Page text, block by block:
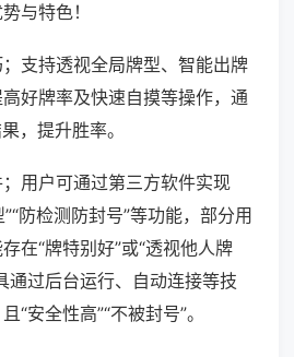
与特色！
支持透视全局牌型、智能出牌
好牌率及快速自摸等操作，通
，提升胜率。
用户可通过第三方软件实现
防检测防封号”等功能，部分用
在“牌特别好”或“透视他人牌
通过后台运行、自动连接等技
“安全性高”“不被封号”。